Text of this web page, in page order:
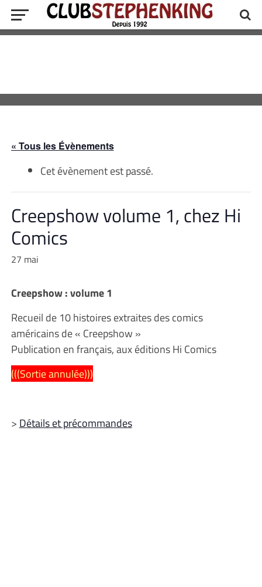
« Tous les Évènements
Cet évènement est passé.
Creepshow volume 1, chez Hi
Comics
27 mai
Creepshow : volume 1
Recueil de 10 histoires extraites des comics
américains de « Creepshow »
Publication en français, aux éditions Hi Comics
(((Sortie annulée)))
> Détails et précommandes